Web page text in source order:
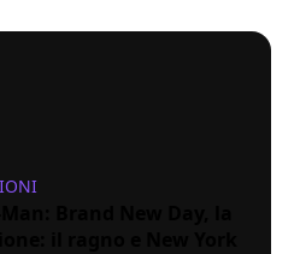
Brand New Day, la
il ragno e New York